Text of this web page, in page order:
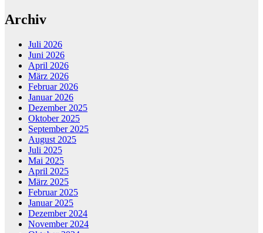
Archiv
Juli 2026
Juni 2026
April 2026
März 2026
Februar 2026
Januar 2026
Dezember 2025
Oktober 2025
September 2025
August 2025
Juli 2025
Mai 2025
April 2025
März 2025
Februar 2025
Januar 2025
Dezember 2024
November 2024